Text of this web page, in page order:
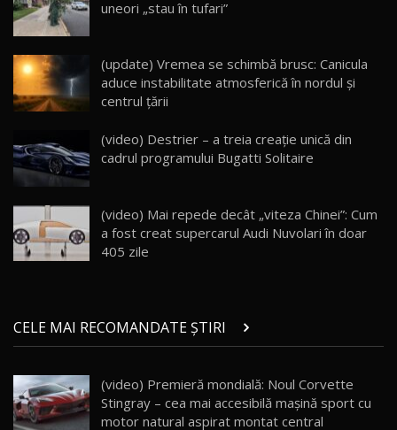
17 20:06
Va fi modelul nr.1 BYD în Moldova? BYD Seal U
30:08
AutoBlog.MD
23:36
20
Noul ZEEKR 7X / Test Drive AutoBlog.MD
21
Micul BYD Dolphin Surf / Test Drive
AutoBlog.MD
16:59
22
Noua Mazda 6e / Test Drive AutoBlog.MD
26:59
uneori „stau în tufari”
(update) Vremea se schimbă brusc: Canicula
aduce instabilitate atmosferică în nordul și
centrul țării
(video) Destrier – a treia creație unică din
cadrul programului Bugatti Solitaire
(video) Mai repede decât „viteza Chinei”: Cum
a fost creat supercarul Audi Nuvolari în doar
405 zile
CELE MAI RECOMANDATE ȘTIRI
(video) Premieră mondială: Noul Corvette
Stingray – cea mai accesibilă maşină sport cu
motor natural aspirat montat central